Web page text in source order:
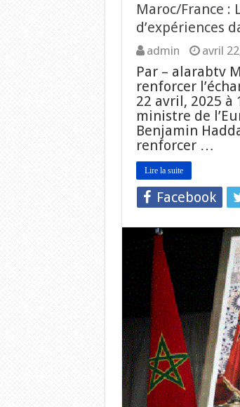
Maroc/France :
d’expériences
admin avril
Par – alarabtv
renforcer
22 avril, 2025
ministre de
Benjamin
renforcer …
Lire la suite
Facebook